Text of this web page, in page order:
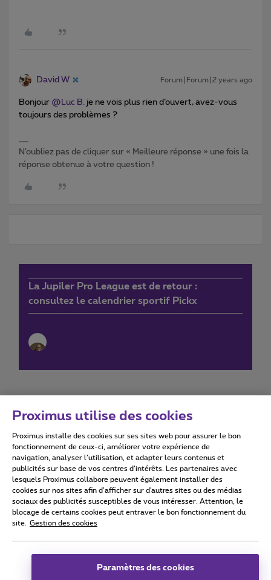
David W Forum|Forum|2 years ago
Bonjour @Luc B. je ne vois plus rien d’ouvert, avez-vous
toujours des problèmes ?
N’oubliez pas de cliquer sur « Meilleure réponse » une fois la
réponse obtenue à votre question !
La Jupiler Pro League est de retour :
consultez le calendrier sportif Pickx
Conditions d'utilisation Accessibility statement
Tous droits réservés. © 2026
Conditions générales, info consommateur
Coordonnées de l’entreprise
Proximus utilise des cookies
Proximus installe des cookies sur ses sites web pour assurer le bon
fonctionnement de ceux-ci, améliorer votre expérience de
navigation, analyser l’utilisation, et adapter leurs contenus et
publicités sur base de vos centres d’intérêts. Les partenaires avec
lesquels Proximus collabore peuvent également installer des
cookies sur nos sites afin d’afficher sur d'autres sites ou des médias
sociaux des publicités susceptibles de vous intéresser. Attention, le
blocage de certains cookies peut entraver le bon fonctionnement du
site.
Gestion des cookies
Paramètres des cookies